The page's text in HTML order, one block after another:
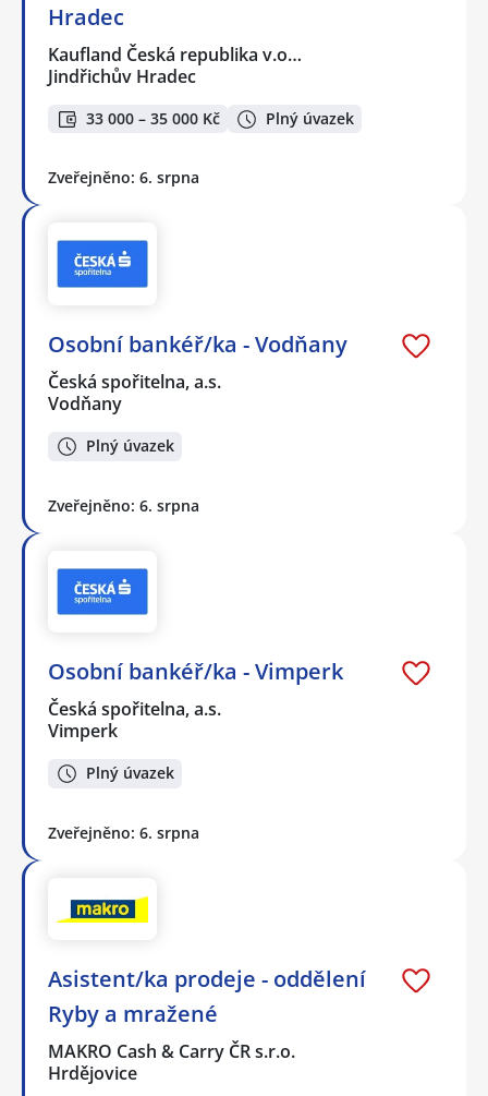
Hradec
Kaufland Česká republika v.o…
Jindřichův Hradec
33 000 – 35 000 Kč Plný úvazek
Zveřejněno: 6. srpna
Osobní bankéř/ka - Vodňany
Česká spořitelna, a.s.
Vodňany
Plný úvazek
Zveřejněno: 6. srpna
Osobní bankéř/ka - Vimperk
Česká spořitelna, a.s.
Vimperk
Plný úvazek
Zveřejněno: 6. srpna
Asistent/ka prodeje - oddělení
Ryby a mražené
MAKRO Cash & Carry ČR s.r.o.
Hrdějovice